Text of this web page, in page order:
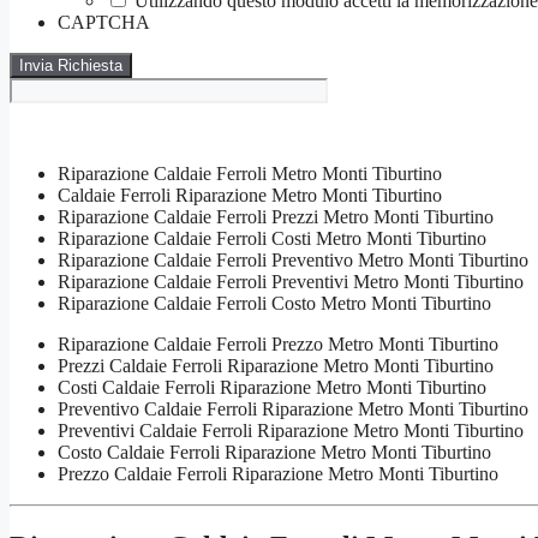
CAPTCHA
Riparazione Caldaie Ferroli Metro Monti Tiburtino
Caldaie Ferroli Riparazione Metro Monti Tiburtino
Riparazione Caldaie Ferroli Prezzi Metro Monti Tiburtino
Riparazione Caldaie Ferroli Costi Metro Monti Tiburtino
Riparazione Caldaie Ferroli Preventivo Metro Monti Tiburtino
Riparazione Caldaie Ferroli Preventivi Metro Monti Tiburtino
Riparazione Caldaie Ferroli Costo Metro Monti Tiburtino
Riparazione Caldaie Ferroli Prezzo Metro Monti Tiburtino
Prezzi Caldaie Ferroli Riparazione Metro Monti Tiburtino
Costi Caldaie Ferroli Riparazione Metro Monti Tiburtino
Preventivo Caldaie Ferroli Riparazione Metro Monti Tiburtino
Preventivi Caldaie Ferroli Riparazione Metro Monti Tiburtino
Costo Caldaie Ferroli Riparazione Metro Monti Tiburtino
Prezzo Caldaie Ferroli Riparazione Metro Monti Tiburtino